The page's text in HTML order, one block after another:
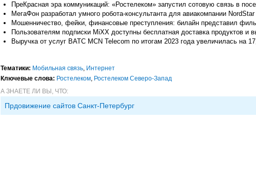
ПреКрасная эра коммуникаций: «Ростелеком» запустил сотовую связь в
МегаФон разработал умного робота-консультанта для авиакомпании NordStar
Мошенничество, фейки, финансовые преступления: билайн представил
Пользователям подписки MiXX доступны бесплатная доставка продуктов и
Выручка от услуг ВАТС MCN Telecom по итогам 2023 года увеличилась на
Тематики: Мобильная связь, Интернет
Ключевые слова: Ростелеком, Ростелеком Северо-Запад
А ЗНАЕТЕ ЛИ ВЫ, ЧТО:
Прдовижение сайтов Санкт-Петербург